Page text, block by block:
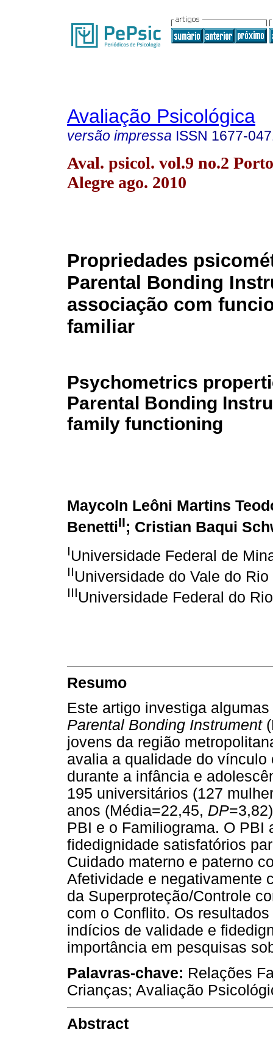
Avaliação Psicológica
versão impressa ISSN 1677-
Aval. psicol. vol.9 no.2 Porto
Alegre ago. 2010
Propriedades
Parental Bonding
associação com
familiar
Psychometrics
Parental Bonding
family functioning
Maycoln Leôni Martins
BenettiII; Cristian Baqui
IUniversidade Federal de
IIUniversidade do Vale do
IIIUniversidade Federal do
Resumo
Este artigo investiga
Parental Bonding Instrument
jovens da região
avalia a qualidade do
durante a infância e
195 universitários (127
anos (Média=22,45, DP
PBI e o Familiograma. O
fidedignidade satisfatórios
Cuidado materno e paterno
Afetividade e negativamente
da Superproteção/Controle
com o Conflito. Os
indícios de validade e
importância em pesquisas
Palavras-chave: Relações
Crianças; Avaliação
Abstract